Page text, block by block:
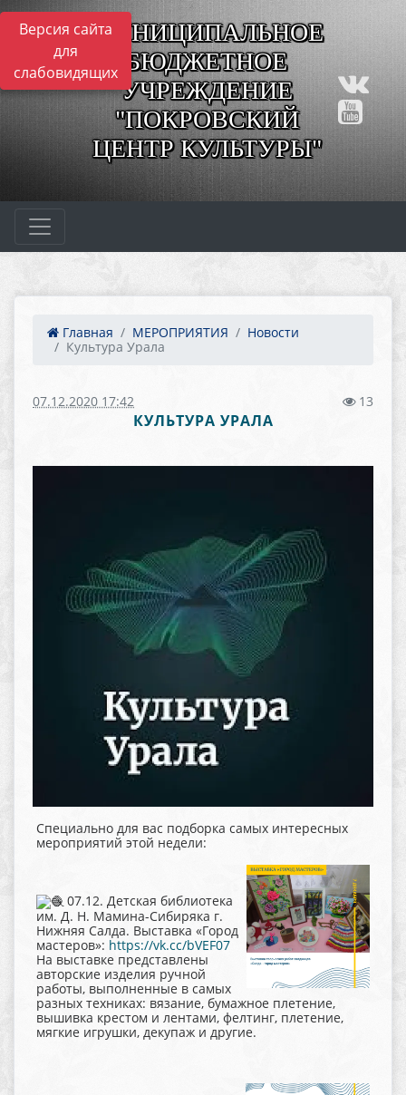
Версия сайта
для
слабовидящих
МУНИЦИПАЛЬНОЕ
БЮДЖЕТНОЕ
УЧРЕЖДЕНИЕ
"ПОКРОВСКИЙ
ЦЕНТР КУЛЬТУРЫ"
Главная МЕРОПРИЯТИЯ
Новости
Культура Урала
07.12.2020 17:42 13
КУЛЬТУРА УРАЛА
Специально для вас подборка самых интересных
мероприятий этой недели:
07.12. Детская библиотека
им. Д. Н. Мамина-Сибиряка г.
Нижняя Салда. Выставка «Город
мастеров»: https://vk.cc/bVEF07
На выставке представлены
авторские изделия ручной
работы, выполненные в самых
разных техниках: вязание, бумажное плетение,
вышивка крестом и лентами, фелтинг, плетение,
мягкие игрушки, декупаж и другие.